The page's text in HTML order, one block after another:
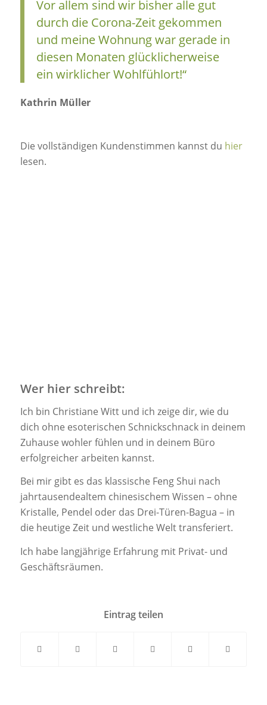
Vor allem sind wir bisher alle gut
durch die Corona-Zeit gekommen
und meine Wohnung war gerade in
diesen Monaten glücklicherweise
ein wirklicher Wohlfühlort!“
Kathrin Müller
Die vollständigen Kundenstimmen kannst du hier
lesen.
Wer hier schreibt:
Ich bin Christiane Witt und ich zeige dir, wie du
dich ohne esoterischen Schnickschnack in deinem
Zuhause wohler fühlen und in deinem Büro
erfolgreicher arbeiten kannst.
Bei mir gibt es das klassische Feng Shui nach
jahrtausendealtem chinesischem Wissen – ohne
Kristalle, Pendel oder das Drei-Türen-Bagua – in
die heutige Zeit und westliche Welt transferiert.
Ich habe langjährige Erfahrung mit Privat- und
Geschäftsräumen.
Eintrag teilen